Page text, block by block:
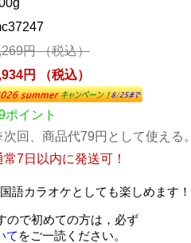
円 （税込）
円 （税込）
ポイント
回、商品代79円として使える。
常7日以内に発送可！
語カラオケとしても楽しめます！
で初めての方は，必ず
て をご一読ください。